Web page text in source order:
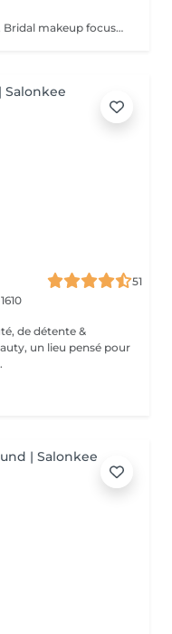
It aims to enhance the bride's beauty. Bridal makeup focuses on creating a flawless elegant and timeless look for your special day. It includes: - perfect foundation - correction - eyes makeup - eyebrows - perfect lips
51
de détente &